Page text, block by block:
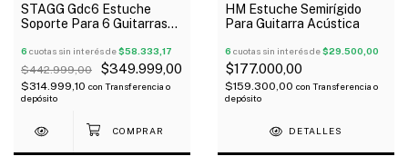
STAGG Gdc6 Estuche
Soporte Para 6 Guitarras
6 cuotas sin interés de$58.333,17
$442.999,00 $349.999,00
$314.999,10 con Transferencia o
depósito
HM Estuche Semirígido
Para Guitarra Acústica
6 cuotas sin interés de$29.500,00
$177.000,00
$159.300,00 con Transferencia o
depósito
DETALLES